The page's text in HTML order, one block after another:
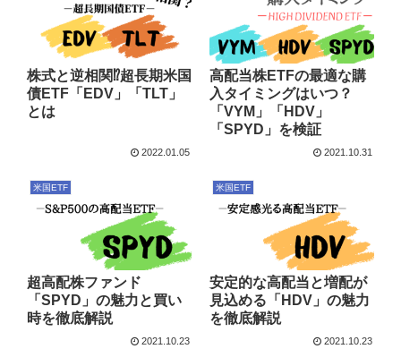
株式と逆相関⁉超長期米国
債ETF「EDV」「TLT」
とは
2022.01.05
高配当株ETFの最適な購
入タイミングはいつ？
「VYM」「HDV」
「SPYD」を検証
2021.10.31
米国ETF
超高配株ファンド
「SPYD」の魅力と買い
時を徹底解説
2021.10.23
米国ETF
安定的な高配当と増配が
見込める「HDV」の魅力
を徹底解説
2021.10.23